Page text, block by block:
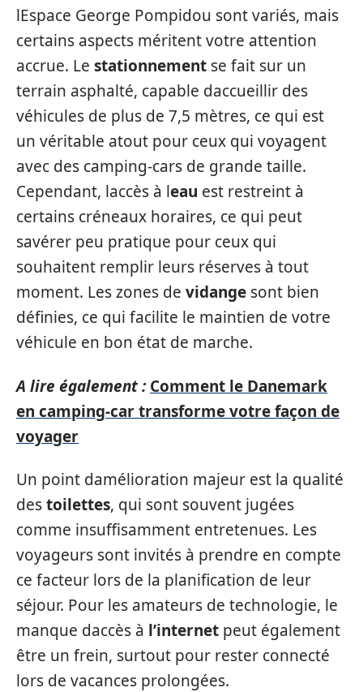
lEspace George Pompidou sont variés, mais
certains aspects méritent votre attention
accrue. Le stationnement se fait sur un
terrain asphalté, capable daccueillir des
véhicules de plus de 7,5 mètres, ce qui est
un véritable atout pour ceux qui voyagent
avec des camping-cars de grande taille.
Cependant, laccès à leau est restreint à
certains créneaux horaires, ce qui peut
savérer peu pratique pour ceux qui
souhaitent remplir leurs réserves à tout
moment. Les zones de vidange sont bien
définies, ce qui facilite le maintien de votre
véhicule en bon état de marche.
A lire également : Comment le Danemark
en camping-car transforme votre façon de
voyager
Un point damélioration majeur est la qualité
destoilettes, qui sont souvent jugées
comme insuffisamment entretenues. Les
voyageurs sont invités à prendre en compte
ce facteur lors de la planification de leur
séjour. Pour les amateurs de technologie, le
manque daccès à l’internet peut également
être un frein, surtout pour rester connecté
lors de vacances prolongées.